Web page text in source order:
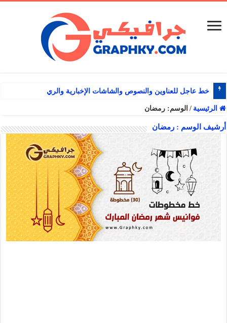
خط عاجل للعناوين والنصوص والشاشات الإخبارية والرياضية
الرئيسية / الوسم:رمضان
أرشيف الوسم :رمضان